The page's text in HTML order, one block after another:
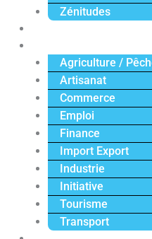
Zénitudes
Agriculture /
Artisanat
Commerce
Emploi
Finance
Import Export
Industrie
Initiative
Tourisme
Transport